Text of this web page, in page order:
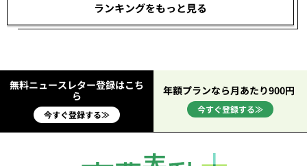
ランキングをもっと見る
無料ニュースレター登録はこち
ら
今すぐ登録する≫
年額プランなら月あたり900円
今すぐ登録する≫